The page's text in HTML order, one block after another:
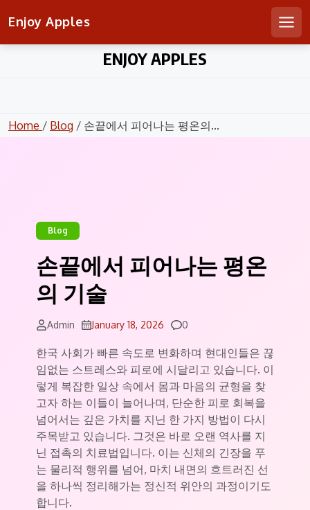
Enjoy Apples
ENJOY APPLES
Home / Blog / 손끝에서 피어나는 평온의...
Blog
손끝에서 피어나는 평온
의 기술
Admin January 18, 2026 Comments
0
한국 사회가 빠른 속도로 변화하며 현대인들은 끊
임없는 스트레스와 피로에 시달리고 있습니다. 이
렇게 복잡한 일상 속에서 몸과 마음의 균형을 찾
고자 하는 이들이 늘어나며, 단순한 피로 회복을
넘어서는 깊은 가치를 지닌 한 가지 방법이 다시
주목받고 있습니다. 그것은 바로 오랜 역사를 지
닌 접촉의 치료법입니다. 이는 신체의 긴장을 푸
는 물리적 행위를 넘어, 마치 내면의 흐트러진 선
을 하나씩 정리해가는 정신적 위안의 과정이기도
합니다.